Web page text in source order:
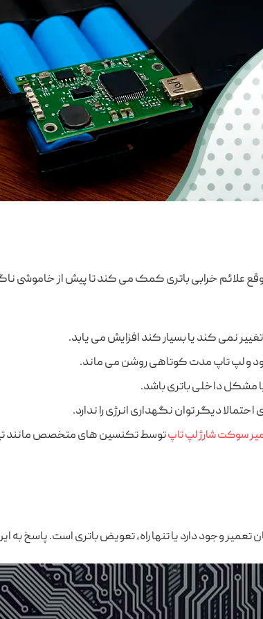
علائم خرابی باتری کمک می ‌کند تا پیش از خاموشی
نمی ‌کند یا بسیار کند افزایش می ‌یابد.
و لپ ‌تاپ مدت کوتاهی روشن می ‌ماند.
مشکل داخلی باتری باشد.
دیگر توان نگهداری انرژی را ندارد.
سوکت شارژ لپ تاپتوسط تکنسین ‌های متخصص مانند
تعمیر وجود دارد یا تنها راه، تعویض باتری است. پاسخ